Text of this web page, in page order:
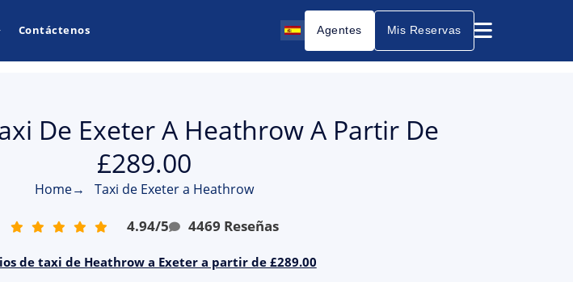
Contáctenos Agentes Mis Reservas
De Exeter A Heathrow A Partir De
£289.00
Home→ Taxi de Exeter a Heathrow
4.94/5 4469 Reseñas
de taxi de Heathrow a Exeter a partir de £289.00